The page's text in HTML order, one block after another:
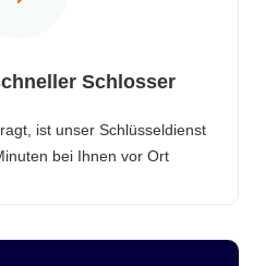
Schlosser
ist unser Schlüsseldienst
bei Ihnen vor Ort